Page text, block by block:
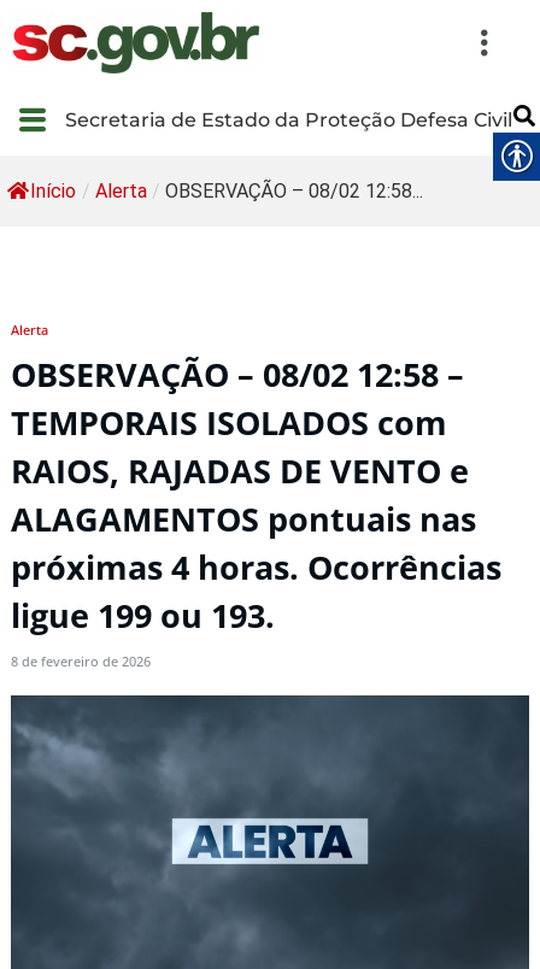
Secretaria de Estado da Proteção Defesa Civil
Início / Alerta / OBSERVAÇÃO – 08/02 12:58...
Alerta
OBSERVAÇÃO – 08/02 12:58 –
TEMPORAIS ISOLADOS com
RAIOS, RAJADAS DE VENTO e
ALAGAMENTOS pontuais nas
próximas 4 horas. Ocorrências
ligue 199 ou 193.
8 de fevereiro de 2026